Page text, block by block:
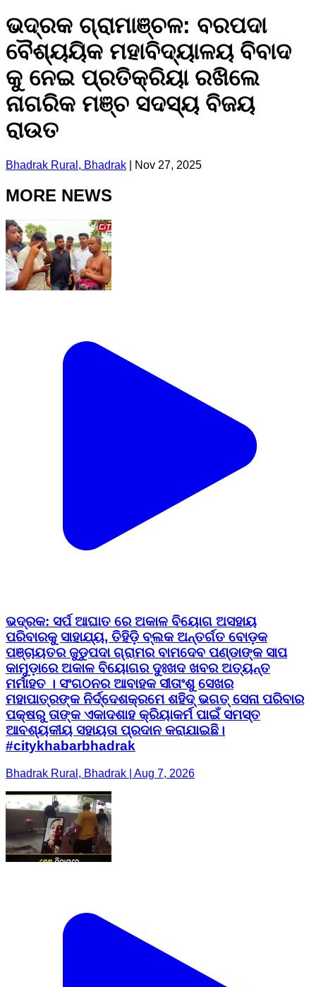
ଭଦ୍ରକ ଗ୍ରାମାଞ୍ଚଳ: ବରପଦା
ବୈଶ୍ୟୟିକ ମହାବିଦ୍ୟାଳୟ ବିବାଦ
କୁ ନେଇ ପ୍ରତିକ୍ରିୟା ରଖିଲେ
ନାଗରିକ ମଞ୍ଚ ସଦସ୍ୟ ବିଜୟ
ରାଉତ
Bhadrak Rural, Bhadrak Nov 27, 2025
MORE NEWS
ଭଦ୍ରକ: ସର୍ପ ଆଘାତ ରେ ଅକାଳ ବିୟୋଗ ଅସହାୟ
ପରିବାରକୁ ସାହାଯ୍ୟ, ତିହିଡ଼ି ବ୍ଲକ ଅନ୍ତର୍ଗତ ବୋଡ଼କ
ପଞ୍ଚାୟତର ଜୁଡୁପଦା ଗ୍ରାମର ବାମଦେବ ପଣ୍ଡାଙ୍କ ସାପ
କାମୁଡ଼ାରେ ଅକାଳ ବିୟୋଗର ଦୁଃଖଦ ଖବର ଅତ୍ୟନ୍ତ
ମର୍ମାହତ । ସଂଗଠନର ଆବାହକ ସୀତାଂଶୁ ସେଖର
ମହାପାତ୍ରଙ୍କ ନିର୍ଦ୍ଦେଶକ୍ରମେ ଶହିଦ୍ ଭଗତ୍ ସେନା ପରିବାର
ପକ୍ଷରୁ ତାଙ୍କ ଏକାଦଶାହ କ୍ରିୟାକର୍ମ ପାଇଁ ସମସ୍ତ
ଆବଶ୍ୟକୀୟ ସହାୟତା ପ୍ରଦାନ କରାଯାଇଛି।
#citykhabarbhadrak
Bhadrak Rural, Bhadrak | Aug 7, 2026